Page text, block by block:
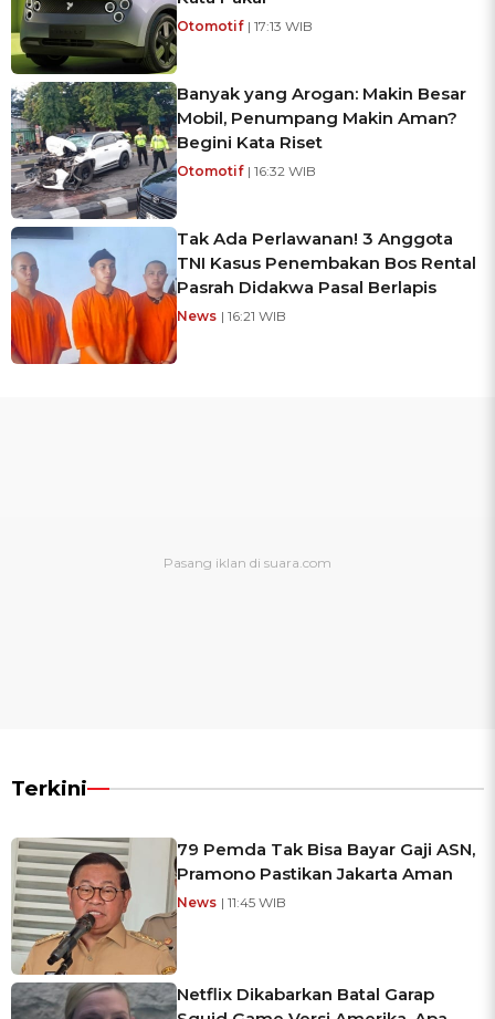
Otomotif | 17:13 WIB
Banyak yang Arogan: Makin Besar
Mobil, Penumpang Makin Aman?
Begini Kata Riset
Otomotif | 16:32 WIB
Tak Ada Perlawanan! 3 Anggota
TNI Kasus Penembakan Bos Rental
Pasrah Didakwa Pasal Berlapis
News | 16:21 WIB
Terkini
79 Pemda Tak Bisa Bayar Gaji ASN,
Pramono Pastikan Jakarta Aman
News | 11:45 WIB
Netflix Dikabarkan Batal Garap